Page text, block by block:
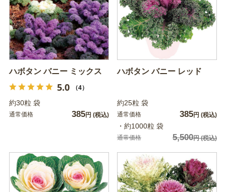
ハボタン バニー ミックス
5.0 （4）
約30粒 袋
通常価格 385円 (税込)
ハボタン バニー レッド
約25粒 袋
通常価格 385円 (税込)
・約1000粒 袋
通常価格 5,500円(税込)